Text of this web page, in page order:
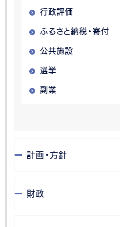
行政評価
ふるさと納税・寄付
公共施設
選挙
副業
計画・方針
財政